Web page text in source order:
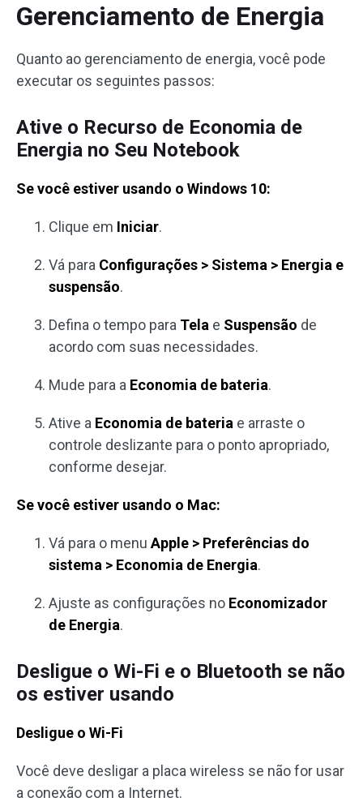
Gerenciamento de Energia
Quanto ao gerenciamento de energia, você pode
executar os seguintes passos:
Ative o Recurso de Economia de
Energia no Seu Notebook
Se você estiver usando o Windows 10:
Clique em Iniciar.
Vá para Configurações > Sistema > Energia e
suspensão.
Defina o tempo para Tela e Suspensão de
acordo com suas necessidades.
Mude para a Economia de bateria.
Ative a Economia de bateria e arraste o
controle deslizante para o ponto apropriado,
conforme desejar.
Se você estiver usando o Mac:
Vá para o menu Apple > Preferências do
sistema > Economia de Energia.
Ajuste as configurações no Economizador
de Energia.
Desligue o Wi-Fi e o Bluetooth se não
os estiver usando
Desligue o Wi-Fi
Você deve desligar a placa wireless se não for usar
a conexão com a Internet.